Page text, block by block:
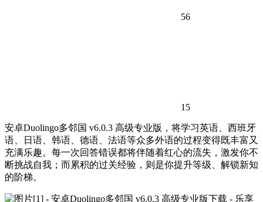
56
15
安卓Duolingo多邻国 v6.0.3 高级专业版，将学习英语、西班牙
语、日语、韩语、德语、法语等众多外语的过程变得既丰富又
充满乐趣。每一次回答错误都将伴随着红心的流失，激发你不
断挑战自我；而累积的过关经验，则是你提升等级、解锁新知
的阶梯。